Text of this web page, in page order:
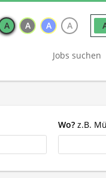
A A A A
Jobs suchen
Wo? z.B.